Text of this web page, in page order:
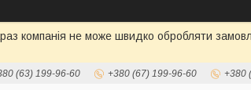
компанія не може швидко обробляти
(63) 199-96-60 +380 (67) 199-96-60 +380